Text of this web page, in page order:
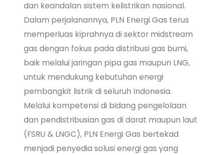
dan keandalan sistem kelistrikan nasional.
Dalam perjalanannya, PLN Energi Gas terus
memperluas kiprahnya di sektor midstream
gas dengan fokus pada distribusi gas bumi,
baik melalui jaringan pipa gas maupun LNG,
untuk mendukung kebutuhan energi
pembangkit listrik di seluruh Indonesia.
Melalui kompetensi di bidang pengelolaan
dan pendistribusian gas di darat maupun laut
(FSRU & LNGC), PLN Energi Gas bertekad
menjadi penyedia solusi energi gas yang